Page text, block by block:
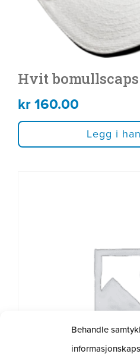
Behandle
Hvit bomullscaps
kr160.00
Legg i